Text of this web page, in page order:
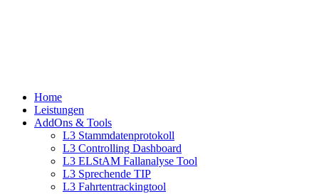
Home
Leistungen
AddOns & Tools
L3 Stammdatenprotokoll
L3 Controlling Dashboard
L3 ELStAM Fallanalyse Tool
L3 Sprechende TIP
L3 Fahrtentrackingtool